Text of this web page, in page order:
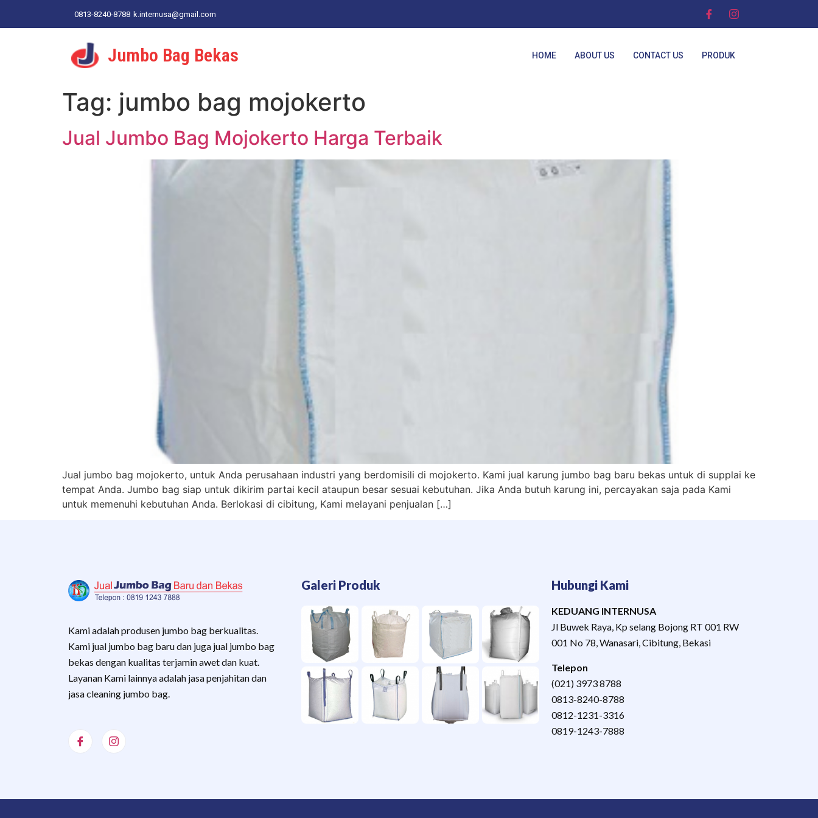
0813-8240-8788 k.internusa@gmail.com
Jumbo Bag Bekas HOME ABOUT US CONTACT US PRODUK
Tag: jumbo bag mojokerto
Jual Jumbo Bag Mojokerto Harga Terbaik
Jual jumbo bag mojokerto, untuk Anda perusahaan industri yang berdomisili di mojokerto. Kami jual karung jumbo bag baru bekas untuk di supplai ke
tempat Anda. Jumbo bag siap untuk dikirim partai kecil ataupun besar sesuai kebutuhan. Jika Anda butuh karung ini, percayakan saja pada Kami
untuk memenuhi kebutuhan Anda. Berlokasi di cibitung, Kami melayani penjualan […]
Kami adalah produsen jumbo bag berkualitas.
Kami jual jumbo bag baru dan juga jual jumbo bag
bekas dengan kualitas terjamin awet dan kuat.
Layanan Kami lainnya adalah jasa penjahitan dan
jasa cleaning jumbo bag.
Galeri Produk Hubungi Kami
KEDUANG INTERNUSA
Jl Buwek Raya, Kp selang Bojong RT 001 RW
001 No 78, Wanasari, Cibitung, Bekasi
Telepon
(021) 3973 8788
0813-8240-8788
0812-1231-3316
0819-1243-7888